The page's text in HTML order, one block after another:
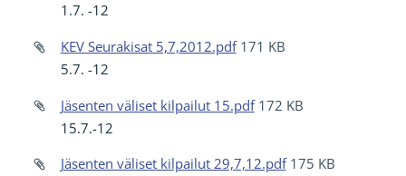
1.7. -12
KEV Seurakisat 5,7,2012.pdf 171 KB
5.7. -12
Jäsenten väliset kilpailut 15.pdf 172 KB
15.7.-12
Jäsenten väliset kilpailut 29,7,12.pdf 175 KB